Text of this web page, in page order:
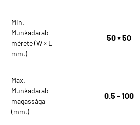
Min.
Munkadarab
mérete (W × L
mm.)
50 × 50
Max.
Munkadarab
magassága
(mm.)
0.5 - 100